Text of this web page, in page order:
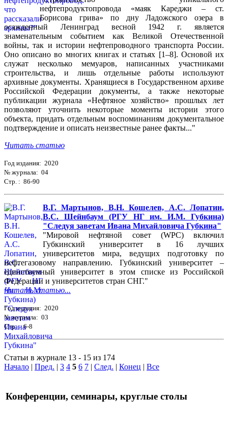
нефтепродуктопровода «маяк Кареджи – ст.
Борисова грива» по дну Ладожского озера в
осажденный Ленинград весной 1942 г. является
знаменательным событием как Великой Отечественной
войны, так и истории нефтепроводного транспорта России.
Оно описано во многих книгах и статьях [1–8]. Основой их
служат несколько мемуаров, написанных участниками
строительства, и лишь отдельные работы используют
архивные документы. Хранящиеся в Государственном архиве
Российской Федерации документы, а также некоторые
публикации журнала «Нефтяное хозяйство» прошлых лет
позволяют уточнить некоторые моменты истории этого
объекта, придать отдельным воспоминаниям документальное
подтверждение и описать неизвестные ранее факты..."
Читать статью
Год издания: 2020
№ журнала: 04
Стр. : 86-90
В.Г. Мартынов, В.Н. Кошелев, А.С. Лопатин,
В.С. Шейнбаум (РГУ НГ им. И.М. Губкина)
"Следуя заветам Ивана Михайловича Губкина"
"Мировой нефтяной совет (WPC) включил
Губкинский университет в 16 лучших
университетов мира, ведущих подготовку по
нефтегазовому направлению. Губкинский университет –
единственный университет в этом списке из Российской
Федерации и университетов стран СНГ."
Читать статью...
Год издания: 2020
№ журнала: 03
Стр. : 6-8
Статьи в журнале 13 - 15 из 174
Начало | Пред. | 3 4 5 6 7 | След. | Конец | Все
Конференции, семинары, круглые столы